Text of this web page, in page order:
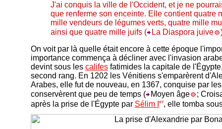
J'ai conquis la ville de l'Occident, et je ne
que renferme son enceinte. Elle contient quatre
mille vendeurs de légumes verts, quatre mille
ainsi que quatre mille juifs (
La Diaspora juive
On voit par là quelle était encore à cette époque
importance commença à décliner avec l'invasion
devint sous les califes fatimides la capitale de
second rang. En 1202 les Vénitiens s'emparèrent
Arabes, elle fut de nouveau, en 1367, conquise par
conservèrent que peu de temps (
Moyen âge
;
après la prise de l'Égypte par Sélim I er, elle tomba
-